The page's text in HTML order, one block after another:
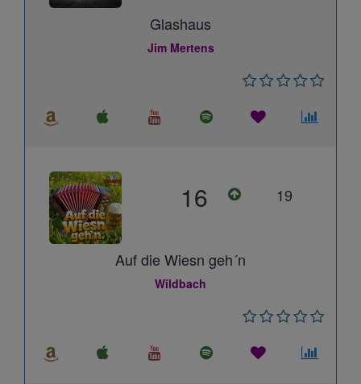
Glashaus
Jim Mertens
16 19
Auf die Wiesn geh´n
Wildbach